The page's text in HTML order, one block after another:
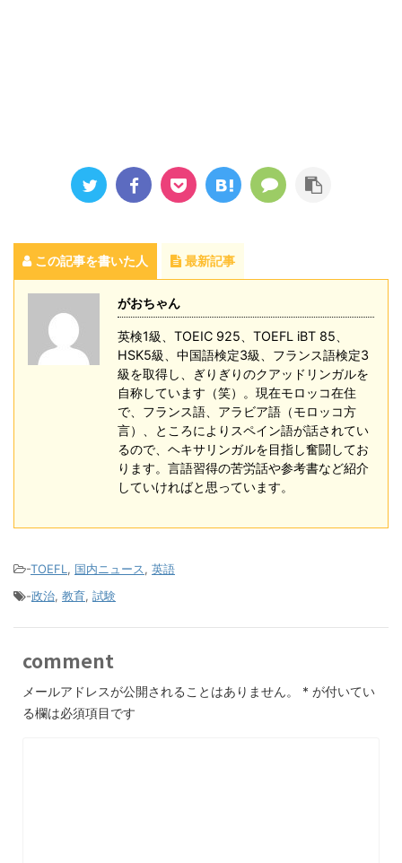
この記事を書いた人 最新記事
がおちゃん
英検1級、TOEIC 925、TOEFL iBT 85、
HSK5級、中国語検定3級、フランス語検定3
級を取得し、ぎりぎりのクアッドリンガルを
自称しています（笑）。現在モロッコ在住
で、フランス語、アラビア語（モロッコ方
言）、ところによりスペイン語が話されてい
るので、ヘキサリンガルを目指し奮闘してお
ります。言語習得の苦労話や参考書など紹介
していければと思っています。
-TOEFL , 国内ニュース, 英語
-政治, 教育, 試験
comment
メールアドレスが公開されることはありません。 * が付いてい
る欄は必須項目です